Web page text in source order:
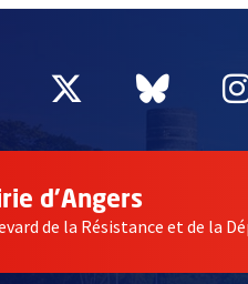
Ouvre une
Twitter
, Ouvre
,
d'Angers
de la Résistance et de la